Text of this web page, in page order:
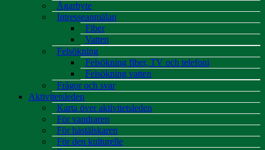
Ägarbyte
Intresseanmälan
Fiber
Vatten
Felsökning
Felsökning fiber, TV och telefoni
Felsökning vatten
Frågor och svar
Aktivitetsleden
Karta över aktivitetsleden
För vandraren
För hästälskaren
För den kulturelle